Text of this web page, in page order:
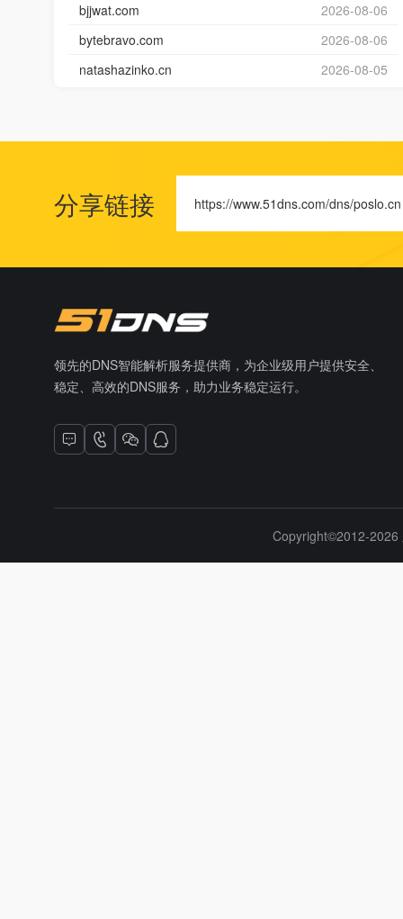
bjjwat.com
2026-08-06
bytebravo.com
2026-08-06
natashazinko.cn
2026-08-05
分享链接 https://www.51dns.com/dns/poslo.cn
领先的DNS智能解析服务提供商，为企业级用户提供安全、
稳定、高效的DNS服务，助力业务稳定运行。
Copyright©2012-2026